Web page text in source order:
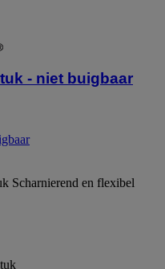
- niet buigbaar
Scharnierend en flexibel